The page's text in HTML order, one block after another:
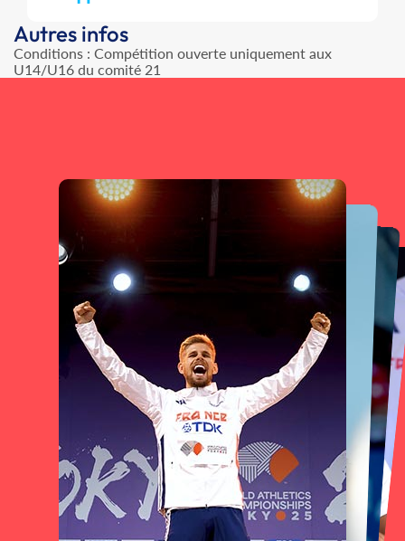
Autres infos
Conditions : Compétition ouverte uniquement aux
U14/U16 du comité 21